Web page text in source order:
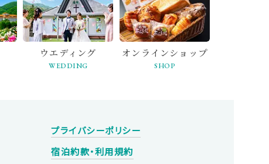
ウエディング
WEDDING
オンラインショップ
SHOP
プライバシーポリシー
宿泊約款・利用規約